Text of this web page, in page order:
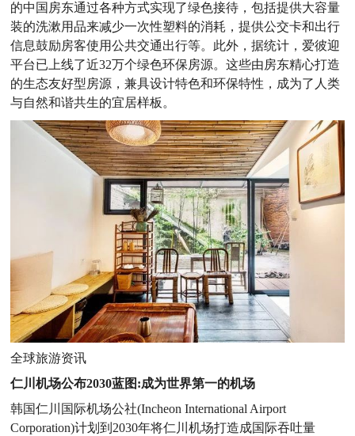
的中国房东通过各种方式实现了绿色接待，包括提供大容量
装的洗漱用品来减少一次性塑料的消耗，提供公交卡和出行
信息鼓励房客使用公共交通出行等。此外，据统计，爱彼迎
平台已上线了近32万个绿色环保房源。这些由房东精心打造
的生态友好型房源，兼具设计特色和环保特性，成为了人类
与自然和谐共生的宜居样板。
全球旅游资讯
仁川机场公布2030蓝图:成为世界第一的机场
韩国仁川国际机场公社(Incheon International Airport
Corporation)计划到2030年将仁川机场打造成国际吞吐量